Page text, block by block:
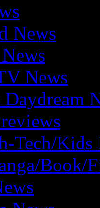
News
News
Tech/Kids
Book/